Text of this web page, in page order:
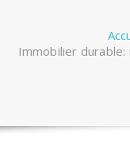
Immobilier